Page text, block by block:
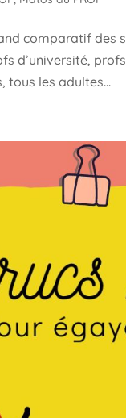
comparatif des
d’université,
tous les adultes...